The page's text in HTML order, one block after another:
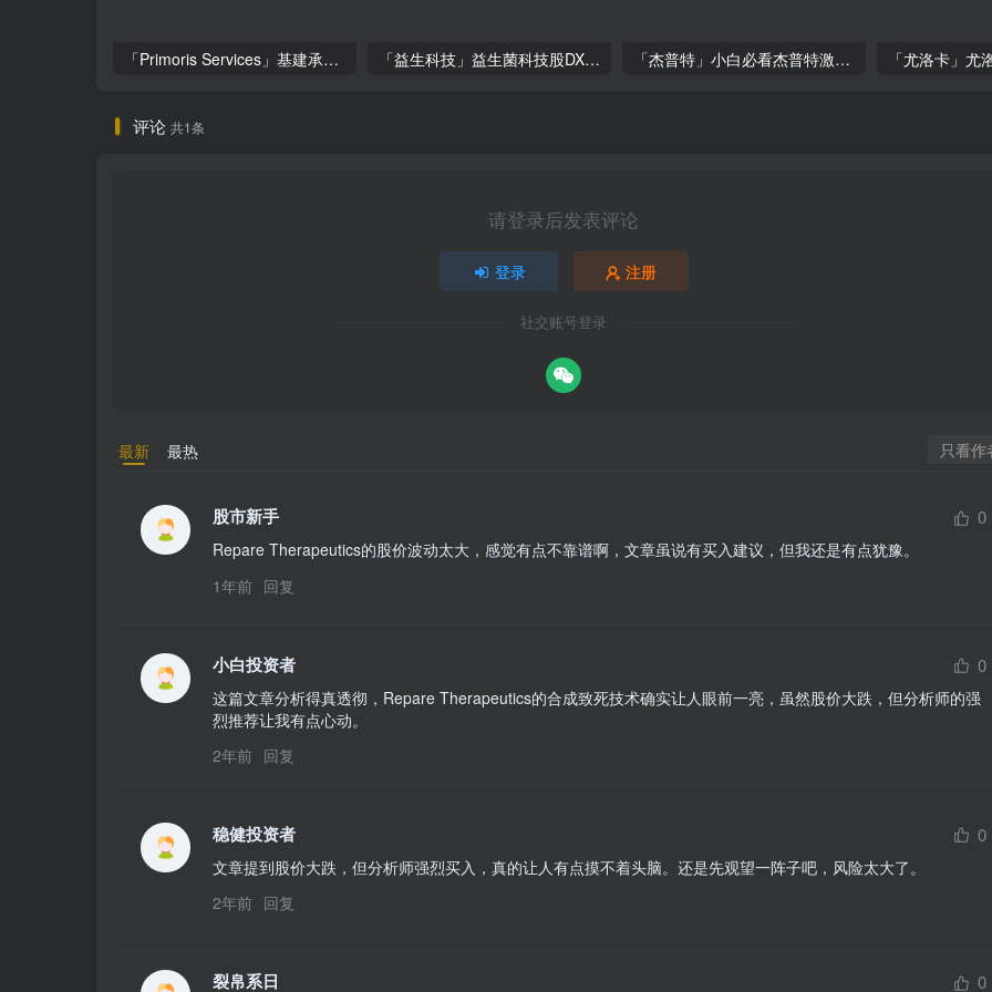
「Primoris Services」基建承包巨头Primoris Services，盈利增长11.4%，投资价值深度解析 「益生科技」益生菌科技股DXF，市场低估的宝藏，投资潜力解析 「杰普特」小白必看杰普特激光巨头成长秘方
评论 共1条
请登录后发表评论
登录 注册
社交账号登录
最新 最热 只看作
股市新手 0
Repare Therapeutics的股价波动太大，感觉有点不靠谱啊，文章虽说有买入建议，但我还是有点犹豫。
1年前 回复
小白投资者 0
这篇文章分析得真透彻，Repare Therapeutics的合成致死技术确实让人眼前一亮，虽然股价大跌，但分析师的强
烈推荐让我有点心动。
2年前 回复
稳健投资者 0
文章提到股价大跌，但分析师强烈买入，真的让人有点摸不着头脑。还是先观望一阵子吧，风险太大了。
2年前 回复
裂帛系日 0